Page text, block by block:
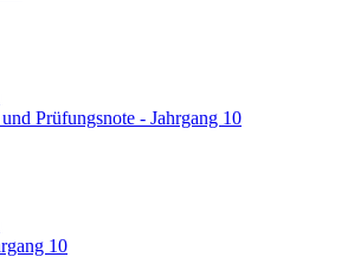
Prüfungsnote - Jahrgang 10
10